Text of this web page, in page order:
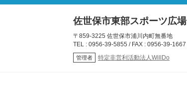
佐世保市東部スポーツ広場
〒859-3225 佐世保市浦川内町無番地
TEL : 0956-39-5855 / FAX : 0956-39-1667
管理者 特定非営利活動法人WillDo